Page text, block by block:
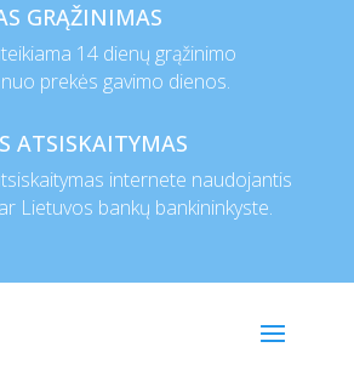
GRĄŽINIMAS
14 dienų grąžinimo
prekės gavimo dienos.
ATSISKAITYMAS
internete naudojantis
Lietuvos bankų bankininkyste.